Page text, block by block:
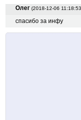
Олег (2018-12-06
спасибо за инфу